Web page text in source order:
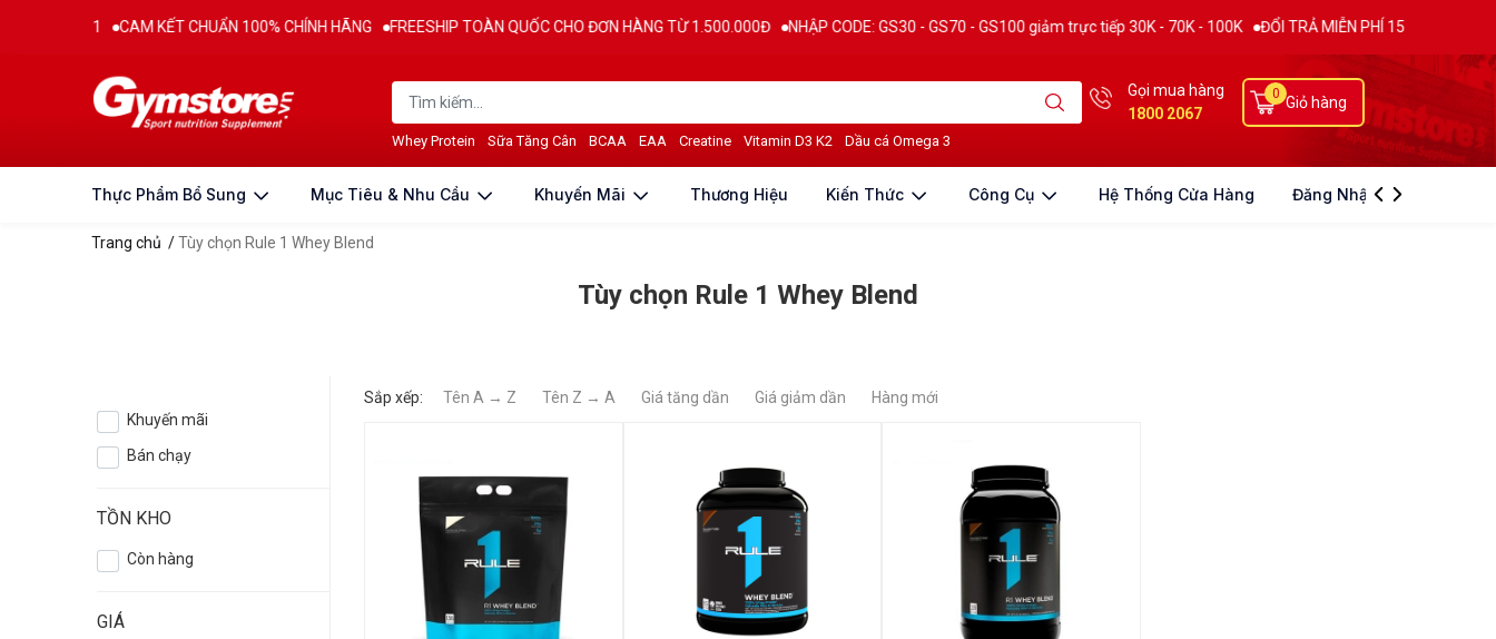
CAM KẾT CHUẨN 100% CHÍNH HÃNG FREESHIP TOÀN QUỐC CHO ĐƠN HÀNG TỪ 1.500.000Đ NHẬP CODE: GS30 - GS70 - GS100 giảm trực tiếp 30K - 70K - 100K ĐỔI TRẢ MIỄN PHÍ 15 NGÀY
Whey Protein Sữa Tăng Cân BCAA EAA Creatine Vitamin D3 K2 Dầu cá Omega 3
Gọi mua hàng
1800 2067
Giỏ hàng
0
Thực Phẩm Bổ Sung Mục Tiêu & Nhu Cầu Khuyến Mãi Thương Hiệu Kiến Thức Công Cụ Hệ Thống Cửa Hàng Đăng Nhập
Trang chủ /Tùy chọn Rule 1 Whey Blend
Tùy chọn Rule 1 Whey Blend
Khuyến mãi
Bán chạy
TỒN KHO
Còn hàng
GIÁ
Sắp xếp: Tên A → Z Tên Z → A Giá tăng dần Giá giảm dần Hàng mới